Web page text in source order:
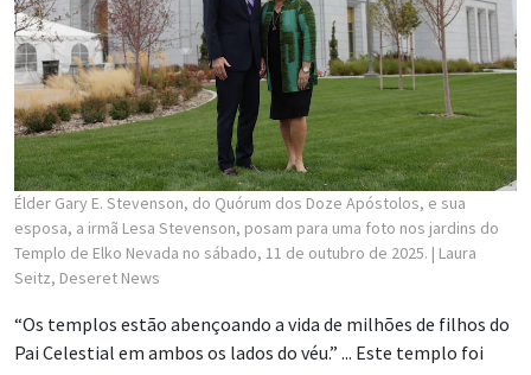
Élder Gary E. Stevenson, do Quórum dos Doze Apóstolos, e sua
esposa, a irmã Lesa Stevenson, posam para uma foto nos jardins do
Templo de Elko Nevada no sábado, 11 de outubro de 2025. | Laura
Seitz, Deseret News
“Os templos estão abençoando a vida de milhões de filhos do
Pai Celestial em ambos os lados do véu.” ... Este templo foi